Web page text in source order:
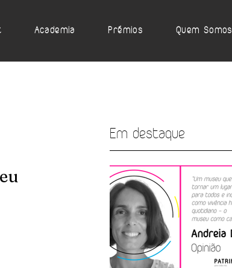
Academia Prémios Quem Somos
Em destaque